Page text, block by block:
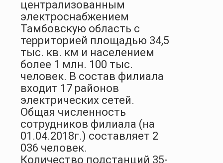
централизованным
электроснабжением
Тамбовскую область с
территорией площадью 34,5
тыс. кв. км и населением
более 1 млн. 100 тыс.
человек. В состав филиала
входит 17 районов
электрических сетей.
Общая численность
сотрудников филиала (на
01.04.2018г.) составляет 2
036 человек.
Количество подстанций 35-